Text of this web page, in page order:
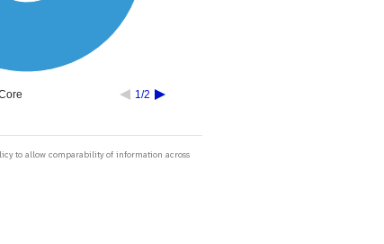
1/2
to allow comparability of information across